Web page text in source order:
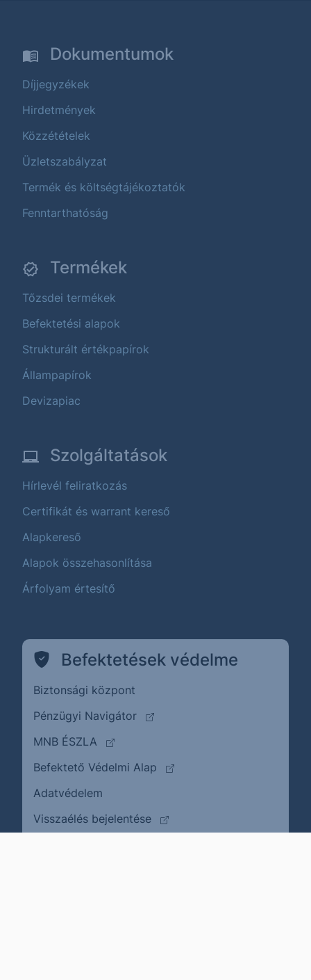
Dokumentumok
Díjjegyzékek
Hirdetmények
Közzétételek
Üzletszabályzat
Termék és költségtájékoztatók
Fenntarthatóság
Termékek
Tőzsdei termékek
Befektetési alapok
Strukturált értékpapírok
Állampapírok
Devizapiac
Szolgáltatások
Hírlevél feliratkozás
Certifikát és warrant kereső
Alapkereső
Alapok összehasonlítása
Árfolyam értesítő
Befektetések védelme
Biztonsági központ
Pénzügyi Navigátor
(külső oldalra ugrik)
MNB ÉSZLA
(külső oldalra ugrik)
Befektető Védelmi Alap
(külső oldalra ugrik)
Adatvédelem
Visszaélés bejelentése
(külső oldalra ugrik)